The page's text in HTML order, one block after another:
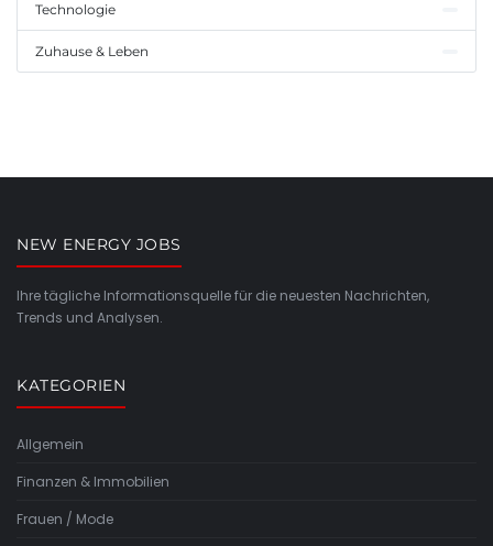
Technologie
Zuhause & Leben
NEW ENERGY JOBS
Ihre tägliche Informationsquelle für die neuesten Nachrichten,
Trends und Analysen.
KATEGORIEN
Allgemein
Finanzen & Immobilien
Frauen / Mode